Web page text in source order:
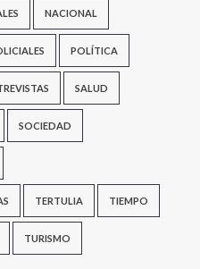
NACIONAL
POLÍTICA
SALUD
SOCIEDAD
TERTULIA TIEMPO
TURISMO